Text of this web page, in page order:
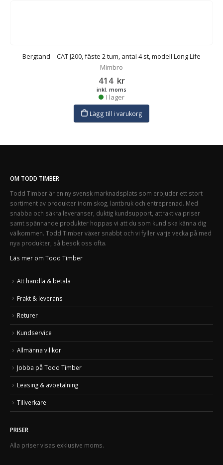
Bergtand – CAT J200, fäste 2 tum, antal 4 st, modell Long Life
Mimbro
414 kr
inkl. moms
I lager
Lägg till i varukorg
OM TODD TIMBER
Todd Timber är en ny svensk marknadsplats som erbjuder ett stort
sortiment av produkter inom skog, lantbruk och entreprenad. Med
snabba och säkra leveranser, duktig kundsupport, attraktiva priser
samt spännande produkter hoppas vi att du som kund ska känna dig
välkommen. Todd Timber växer snabbt och vi fyller varje vecka på med
nya produkter, så besök oss ofta.
Läs mer om Todd Timber
Att handla & betala
Frakt & leverans
Returer
Kundservice
Allmänna villkor
Jobba på Todd Timber
Leasing & avbetalning
Tillverkare
PRISER
Alla priser visas exklusive moms.